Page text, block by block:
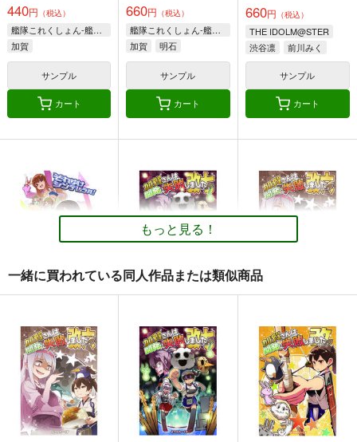
ロチン総集編
調布市民ふれあい文化
サークル
日向
戦艦タ級
サンプル
カート
夕凪絵日記
495円（税込）
艦隊これくしょん-艦これ-
由良
サンプル
カート
美術部
1,000円（税込）
大和×提督
サンプル
カート
440円 （税込）
艦隊これくしょん-艦これ-
加賀
サンプル
カート
660円 （税込）
艦隊これくしょん-艦これ-
加賀
明石
サンプル
カート
660円 （税込）
THE IDOLM@STER
渋谷凛
前川みく
諸星きらり
サンプル
カート
共！
よつみわーくす
660円（税込）
THE IDOLM@STER
渋谷凛
双葉杏
依田芳乃
サンプル
しました 改七
よつみわーくす
660円（税込）
艦隊これくしょん-艦これ-
加賀
翔鶴 青葉
サンプル
しました 改六
よつみわーくす
660円（税込）
艦隊これくしょん-艦これ-
加賀
翔鶴 明石
サンプル
もっと見る！
一緒に買われている同人作品または類似商品